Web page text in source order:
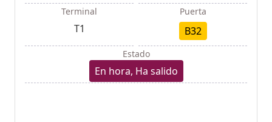
Terminal
T1
Puerta
B32
Estado
En hora, Ha salido